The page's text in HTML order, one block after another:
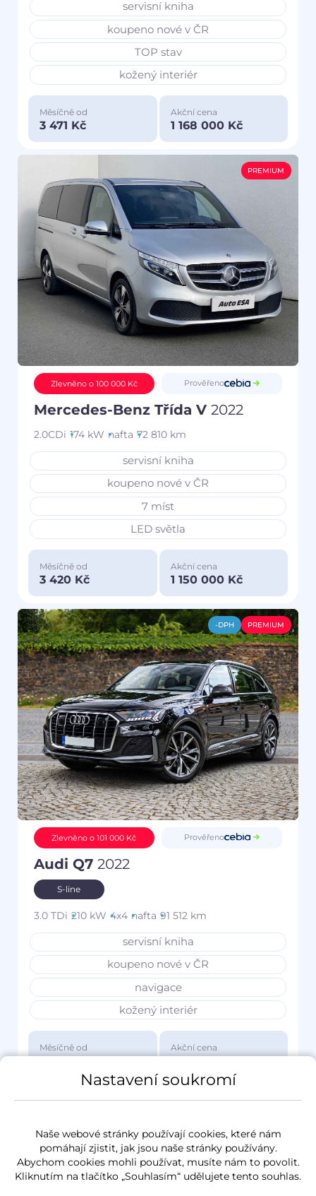
servisní kniha
koupeno nové v ČR
TOP stav
kožený interiér
Měsíčně od
3 471 Kč
Akční cena
1 168 000 Kč
PREMIUM
Zlevněno o 100 000 Kč Prověřeno
Mercedes-Benz Třída V 2022
2.0CDi 174 kW nafta 72 810 km
servisní kniha
koupeno nové v ČR
7 míst
LED světla
Měsíčně od
3 420 Kč
Akční cena
1 150 000 Kč
-DPH PREMIUM
Zlevněno o 101 000 Kč Prověřeno
Audi Q7 2022
S-line
3.0 TDi 210 kW 4x4 nafta 91 512 km
servisní kniha
koupeno nové v ČR
navigace
kožený interiér
Měsíčně od
3 417 Kč
Akční cena
1 149 000 Kč
Nastavení soukromí
Naše webové stránky používají cookies, které nám
pomáhají zjistit, jak jsou naše stránky používány.
Abychom cookies mohli používat, musíte nám to povolit.
Kliknutím na tlačítko „Souhlasím“ udělujete tento souhlas.